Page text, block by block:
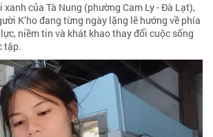
của Tà Nung (phường Cam Ly - Đà Lạt),
K’ho đang từng ngày lặng lẽ hướng về phía
niềm tin và khát khao thay đổi cuộc sống
tập.